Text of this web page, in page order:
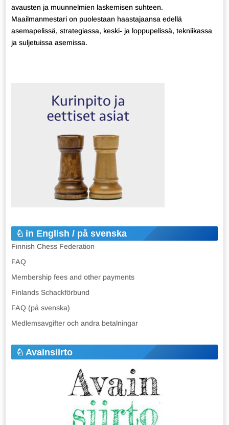
avausten ja muunnelmien laskemisen suhteen.
Maailmanmestari on puolestaan haastajaansa edellä
asemapelissä, strategiassa, keski- ja loppupelissä, tekniikassa
ja suljetuissa asemissa.
in English / på svenska
Finnish Chess Federation
FAQ
Membership fees and other payments
Finlands Schackförbund
FAQ (på svenska)
Medlemsavgifter och andra betalningar
Avainsiirto